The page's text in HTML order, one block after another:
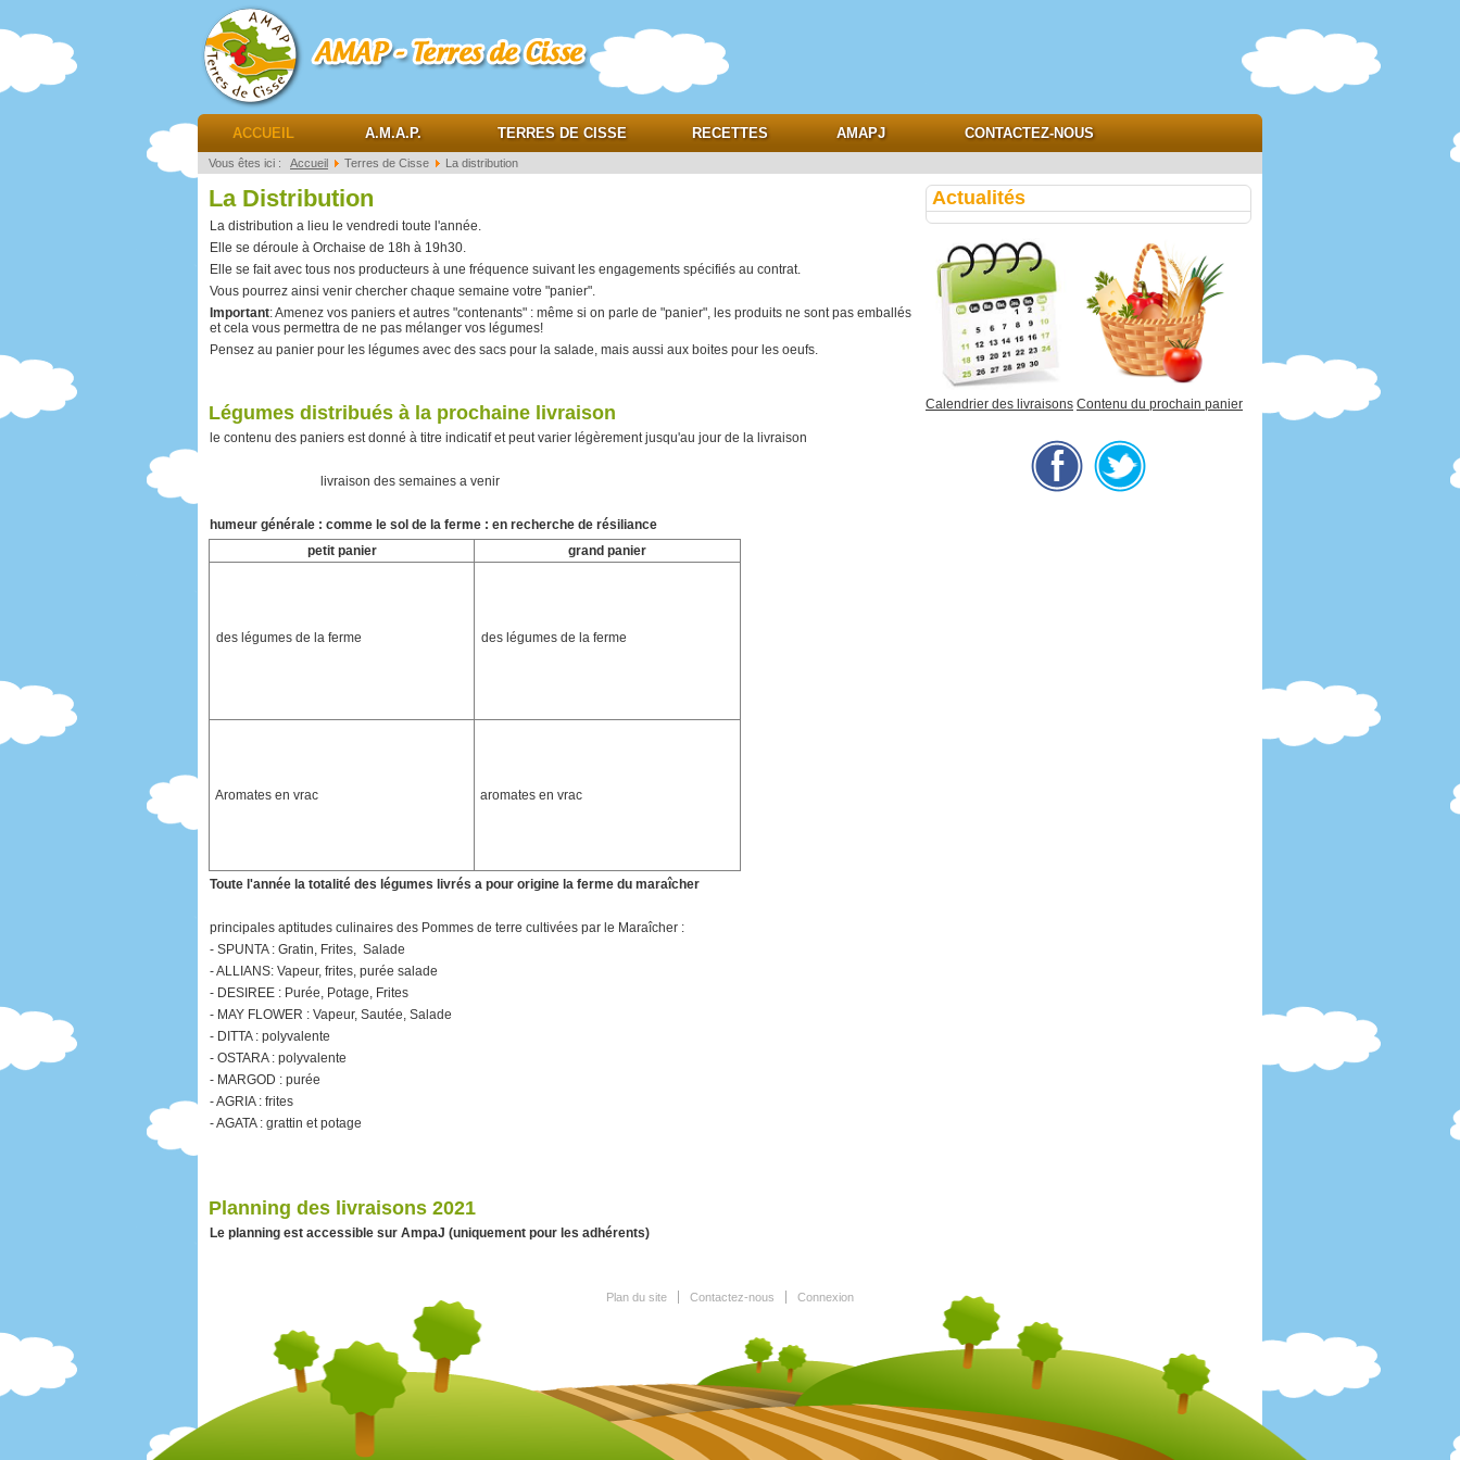
AMAP Terres de cisse
ACCUEIL A.M.A.P. TERRES DE CISSE RECETTES AMAPJ CONTACTEZ-NOUS
Vous êtes ici : Accueil Terres de Cisse La distribution
La Distribution
La distribution a lieu le vendredi toute l'année.
Elle se déroule à Orchaise de 18h à 19h30.
Elle se fait avec tous nos producteurs à une fréquence suivant les engagements spécifiés au contrat.
Vous pourrez ainsi venir chercher chaque semaine votre "panier".
Important: Amenez vos paniers et autres "contenants" : même si on parle de "panier", les produits ne sont pas emballés
et cela vous permettra de ne pas mélanger vos légumes!
Pensez au panier pour les légumes avec des sacs pour la salade, mais aussi aux boites pour les oeufs.
Légumes distribués à la prochaine livraison
le contenu des paniers est donné à titre indicatif et peut varier légèrement jusqu'au jour de la livraison
livraison des semaines a venir
humeur générale : comme le sol de la ferme : en recherche de résiliance
petit panier
grand panier
des légumes de la ferme des légumes de la ferme
Aromates en vrac aromates en vrac
Toute l'année la totalité des légumes livrés a pour origine la ferme du maraîcher
principales aptitudes culinaires des Pommes de terre cultivées par le Maraîcher :
- SPUNTA : Gratin, Frites, Salade
- ALLIANS: Vapeur, frites, purée salade
- DESIREE : Purée, Potage, Frites
- MAY FLOWER : Vapeur, Sautée, Salade
- DITTA : polyvalente
- OSTARA : polyvalente
- MARGOD : purée
- AGRIA : frites
- AGATA : grattin et potage
Planning des livraisons 2021
Le planning est accessible sur AmpaJ (uniquement pour les adhérents)
Actualités
Calendrier des livraisons Contenu du prochain panier
Plan du site Contactez-nous Connexion